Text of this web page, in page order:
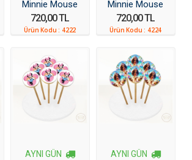
Minnie Mouse
Resimli Kurabiye
720,00 TL
Ürün Kodu : 4222
Minnie Mouse
Resimli Kurabiye
720,00 TL
Ürün Kodu : 4224
AYNI GÜN AYNI GÜN